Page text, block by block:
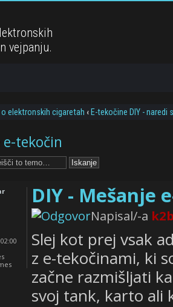
vejpanju.
elektronskih cigaretah ‹ E-tekočine DIY - naredi
e-tekočin
DIY - Mešanje
Napisal/-a
Slej kot prej vsak
z e-tekočinami, ki
začne razmišljati
svoj tank, karto ali